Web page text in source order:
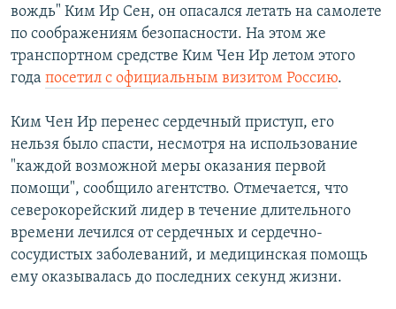
вождь" Ким Ир Сен, он опасался летать на самолете
по соображениям безопасности. На этом же
транспортном средстве Ким Чен Ир летом этого
года посетил с официальным визитом Россию.
Ким Чен Ир перенес сердечный приступ, его
нельзя было спасти, несмотря на использование
"каждой возможной меры оказания первой
помощи", сообщило агентство. Отмечается, что
северокорейский лидер в течение длительного
времени лечился от сердечных и сердечно-
сосудистых заболеваний, и медицинская помощь
ему оказывалась до последних секунд жизни.